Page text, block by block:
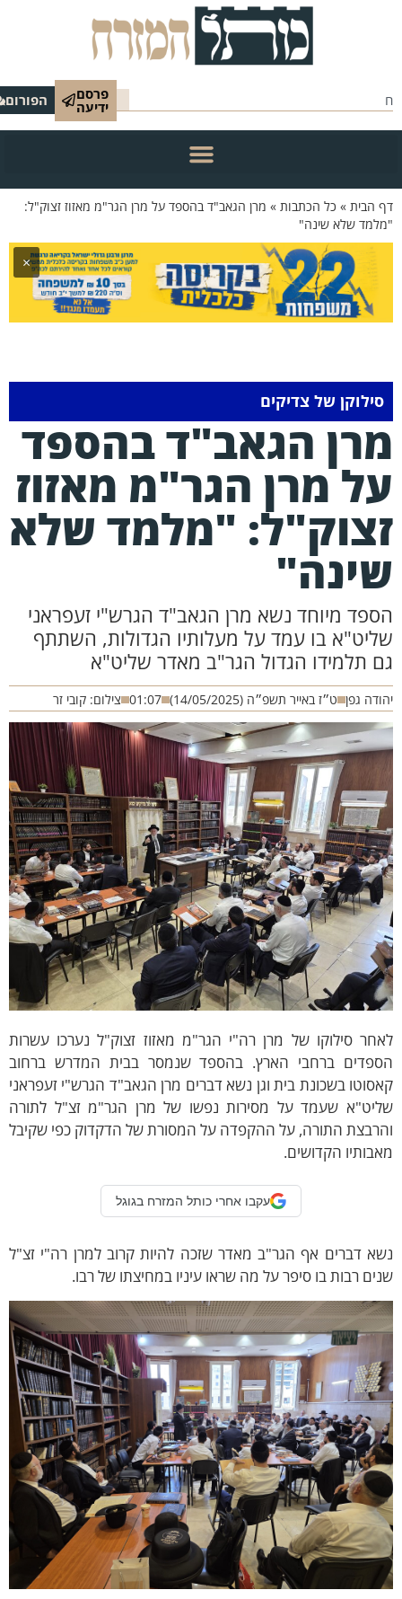
פרסם
ידיעה הפורום
הבית»כל הכתבות»מרן הגאב"ד בהספד על מרן הגר"מ מאזוז זצוק"ל:
שלא שינה"
×
סילוקן של צדיקים
הגאב"ד בהספד
מרן הגר"מ מאזוז
"מלמד שלא
מיוחד נשא מרן הגאב"ד הגרש"י זעפראני
בו עמד על מעלותיו הגדולות, השתתף
תלמידו הגדול הגר"ב מאדר שליט"א
גפן ט״ז באייר תשפ״ה (14/05/2025) 01:07 צילום: קובי זר
סילוקו של מרן רה"י הגר"מ מאזוז זצוק"ל נערכו עשרות
ברחבי הארץ. בהספד שנמסר בבית המדרש ברחוב
בשכונת בית וגן נשא דברים מרן הגאב"ד הגרש"י זעפראני
שעמד על מסירות נפשו של מרן הגר"מ זצ"ל לתורה
התורה, על ההקפדה על המסורת של הדקדוק כפי שקיבל
הקדושים.
עקבו אחרי כותל המזרח בגוגל
דברים אף הגר"ב מאדר שזכה להיות קרוב למרן רה"י זצ"ל
רבות בו סיפר על מה שראו עיניו במחיצתו של רבו.